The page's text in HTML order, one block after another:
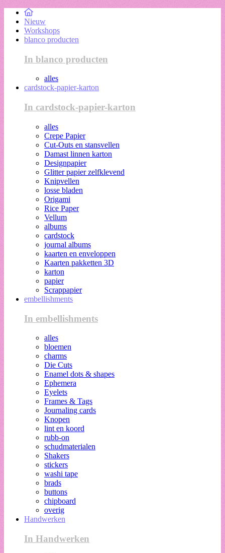
Nieuw
Workshops
blanco producten
In blanco producten
alles
cardstock-papier-karton
In cardstock-papier-karton
alles
Crepe Papier
Cut-Outs en stansvellen
Damast linnen karton
Designpapier
Glitter papier zelfklevend
Knipvellen
losse bladen
Origami
Rice Paper
Vellum
albums
cardstock
journal albums
kaarten en enveloppen
Kaarten pakketten 3D
karton
papier
Scrappapier
embellishments
In embellishments
alles
bloemen
charms
Die Cuts
Enamel dots & shapes
Ephemera
Eyelets
Frames & Tags
Journaling cards
Knopen
lint en koord
rubb-on
schudmaterialen
Shakers
stickers
washi tape
brads
buttons
chipboard
overig
Handwerken
In Handwerken